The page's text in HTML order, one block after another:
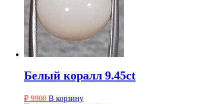
Белый коралл 9.45ct
₽ 9900 В корзину